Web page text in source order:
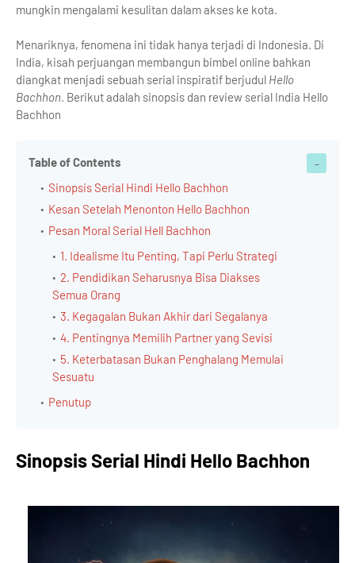
mungkin mengalami kesulitan dalam akses ke kota.
Menariknya, fenomena ini tidak hanya terjadi di Indonesia. Di
India, kisah perjuangan membangun bimbel online bahkan
diangkat menjadi sebuah serial inspiratif berjudul Hello
Bachhon. Berikut adalah sinopsis dan review serial India Hello
Bachhon
Table of Contents
Sinopsis Serial Hindi Hello Bachhon
Kesan Setelah Menonton Hello Bachhon
Pesan Moral Serial Hell Bachhon
1. Idealisme Itu Penting, Tapi Perlu Strategi
2. Pendidikan Seharusnya Bisa Diakses
Semua Orang
3. Kegagalan Bukan Akhir dari Segalanya
4. Pentingnya Memilih Partner yang Sevisi
5. Keterbatasan Bukan Penghalang Memulai
Sesuatu
Penutup
Sinopsis Serial Hindi Hello Bachhon